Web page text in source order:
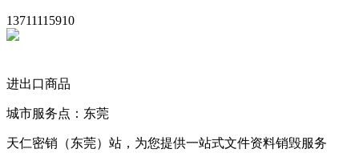
13711115910
进出口商品
城市服务点：东莞
天仁密销（东莞）站，为您提供一站式文件资料销毁服务